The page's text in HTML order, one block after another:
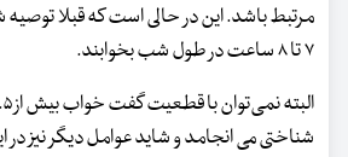
مرتبط باشد. این در حالی است که قبلا توصیه
۷ تا ۸ ساعت در طول شب بخوابند.
شناختی می‌ انجامد و شاید عوامل دیگر نیز در